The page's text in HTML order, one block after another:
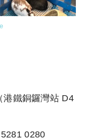
港鐵銅鑼灣站 D4
0280